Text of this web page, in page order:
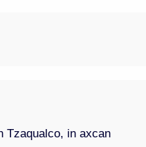
Tzaqualco, in axcan